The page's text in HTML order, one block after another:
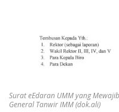
Surat eEdaran UMM yang
General Tanwir IMM (dok.ali)